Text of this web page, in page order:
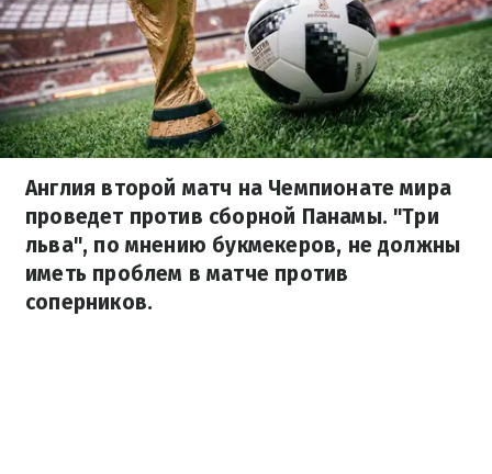
Англия второй матч на Чемпионате мира
проведет против сборной Панамы. "Три
льва", по мнению букмекеров, не должны
иметь проблем в матче против
соперников.